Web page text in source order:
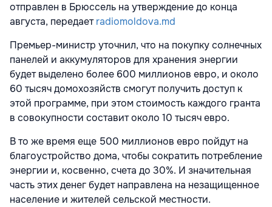
отправлен в Брюссель на утверждение до конца
августа, передаетradiomoldova.md
Премьер-министр уточнил, что на покупку солнечных
панелей и аккумуляторов для хранения энергии
будет выделено более 600 миллионов евро, и около
60 тысяч домохозяйств смогут получить доступ к
этой программе, при этом стоимость каждого гранта
в совокупности составит около 10 тысяч евро.
В то же время еще 500 миллионов евро пойдут на
благоустройство дома, чтобы сократить потребление
энергии и, косвенно, счета до 30%. И значительная
часть этих денег будет направлена на незащищенное
население и жителей сельской местности.